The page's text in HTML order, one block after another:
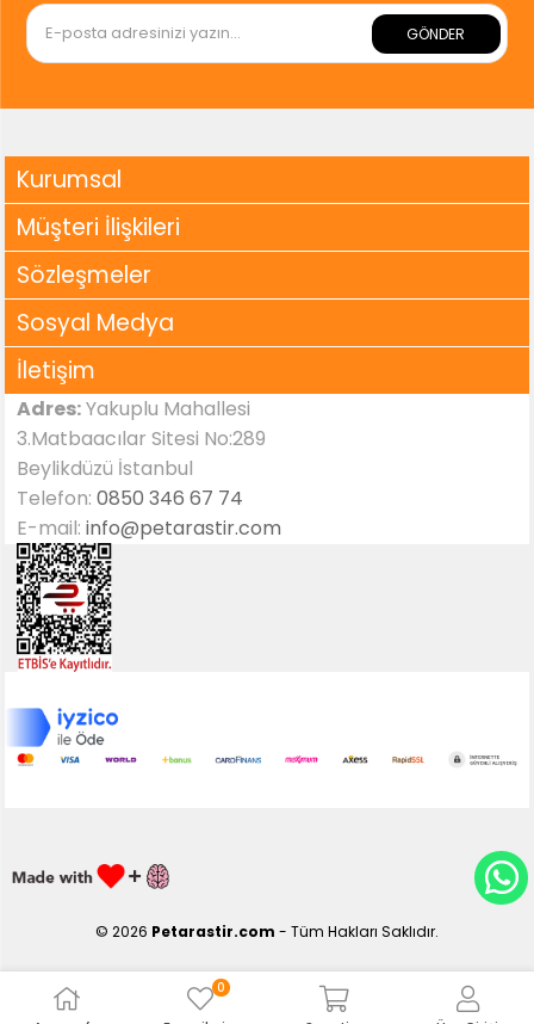
GÖNDER
Kurumsal
Müşteri İlişkileri
Sözleşmeler
Sosyal Medya
İletişim
Adres:Yakuplu Mahallesi
3.Matbaacılar Sitesi No:289
Beylikdüzü İstanbul
Telefon:0850 346 67 74
E-mail:info@petarastir.com
© 2026 Petarastir.com - Tüm Hakları Saklıdır.
0